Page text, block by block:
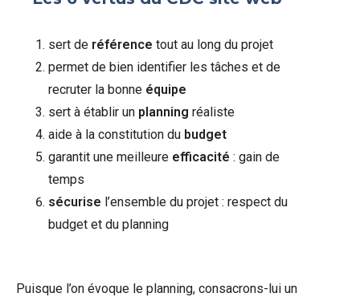
sert de référence tout au long du projet
permet de bien identifier les tâches et de
recruter la bonne équipe
sert à établir un planning réaliste
aide à la constitution du budget
garantit une meilleure efficacité : gain de
temps
sécurise l’ensemble du projet : respect du
budget et du planning
Puisque l’on évoque le planning, consacrons-lui un